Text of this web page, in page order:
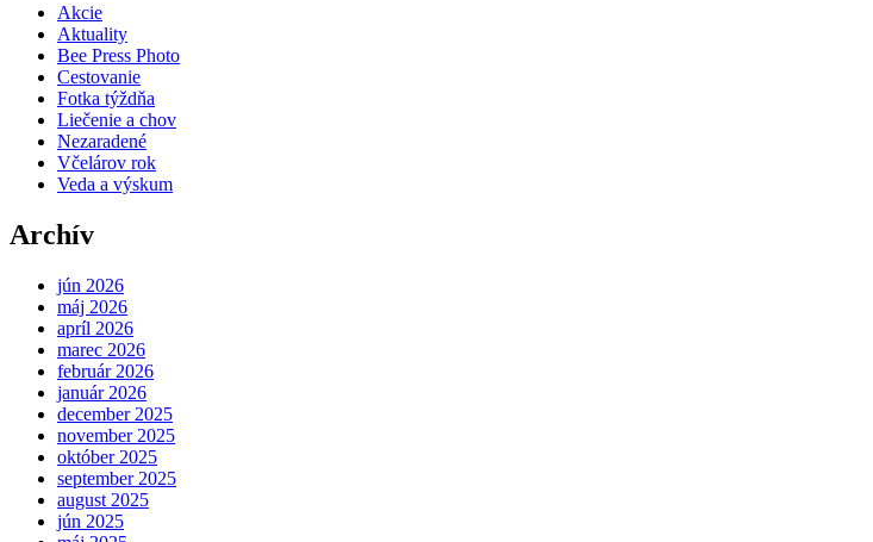
Akcie
Aktuality
Bee Press Photo
Cestovanie
Fotka týždňa
Liečenie a chov
Nezaradené
Včelárov rok
Veda a výskum
Archív
jún 2026
máj 2026
apríl 2026
marec 2026
február 2026
január 2026
december 2025
november 2025
október 2025
september 2025
august 2025
jún 2025